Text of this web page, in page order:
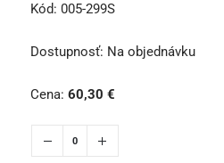
Kód: 005-299S
Dostupnosť: Na objednávku
Cena: 60,30 €